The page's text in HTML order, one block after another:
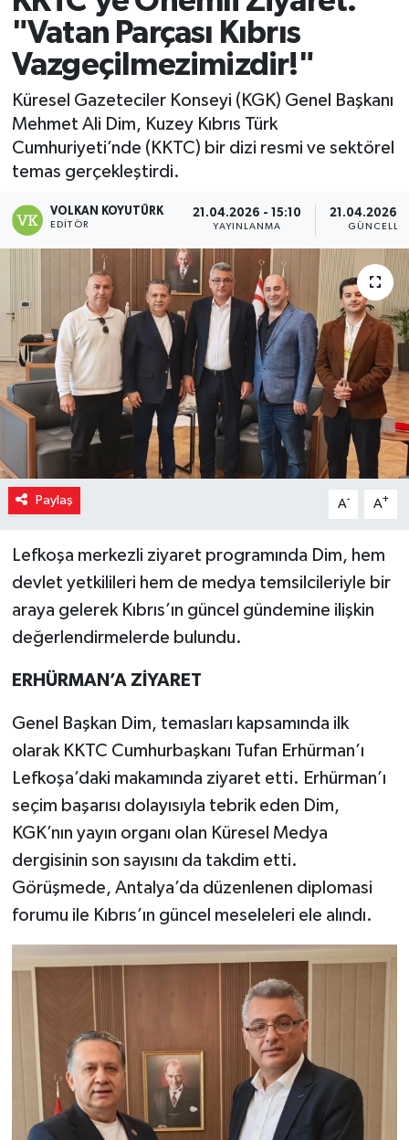
"Vatan Parçası Kıbrıs
Vazgeçilmezimizdir!"
Küresel Gazeteciler Konseyi (KGK) Genel Başkanı
Mehmet Ali Dim, Kuzey Kıbrıs Türk
Cumhuriyeti’nde (KKTC) bir dizi resmi ve sektörel
temas gerçekleştirdi.
VOLKAN KOYUTÜRK
EDITÖR
21.04.2026 - 15:10
YAYINLANMA
21.04.2026 -
Paylaş A- A+
Lefkoşa merkezli ziyaret programında Dim, hem
devlet yetkilileri hem de medya temsilcileriyle bir
araya gelerek Kıbrıs’ın güncel gündemine ilişkin
değerlendirmelerde bulundu.
ERHÜRMAN’A ZİYARET
Genel Başkan Dim, temasları kapsamında ilk
olarak KKTC Cumhurbaşkanı Tufan Erhürman’ı
Lefkoşa’daki makamında ziyaret etti. Erhürman’ı
seçim başarısı dolayısıyla tebrik eden Dim,
KGK’nın yayın organı olan Küresel Medya
dergisinin son sayısını da takdim etti.
Görüşmede, Antalya’da düzenlenen diplomasi
forumu ile Kıbrıs’ın güncel meseleleri ele alındı.
Magazin
Özel
Resmi İlanlar
Sağlık
Siyaset
Yaşam
Yerel Yönetimler
Yurttan